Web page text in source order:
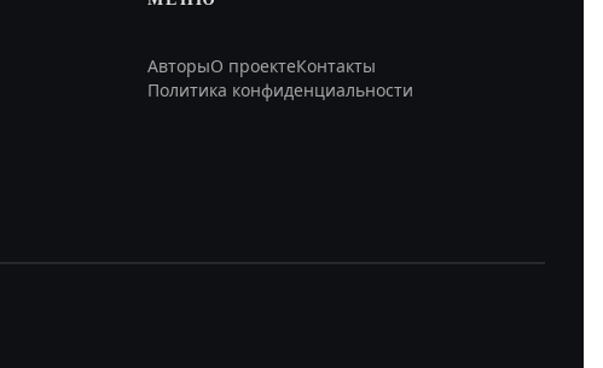
АвторыО проектеКонтакты
Политика конфиденциальности